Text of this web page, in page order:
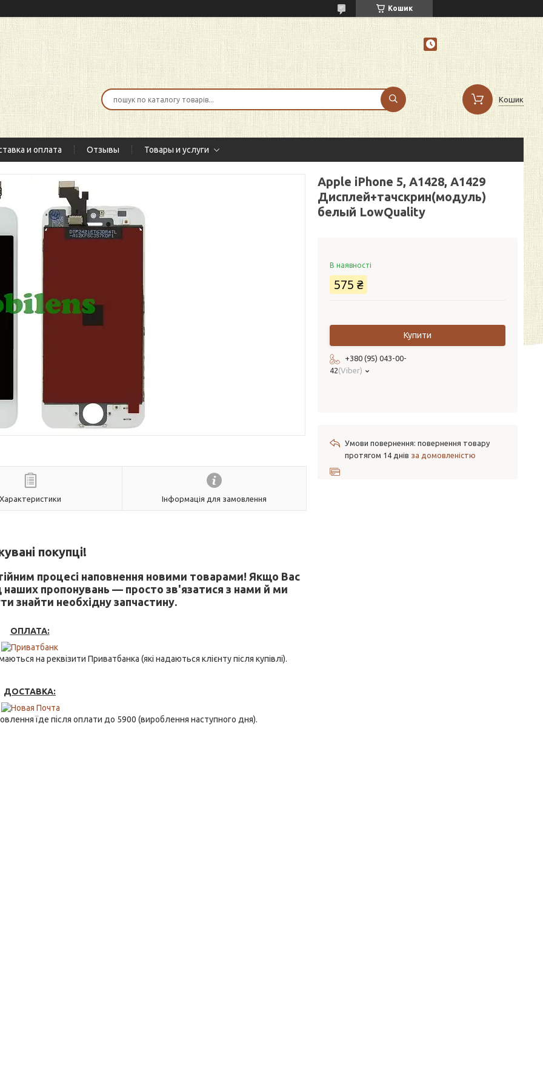
Кошик
Кошик
и оплата Отзывы Товары и услуги
Характеристики Інформація для замовлення
покупці!
процесі наповнення новими товарами! Якщо Вас
пропонувань — просто зв'язатися з нами й ми
знайти необхідну запчастину.
ОПЛАТА:
на реквізити Приватбанка (які надаються клієнту після купівлі).
ДОСТАВКА:
їде після оплати до 5900 (вироблення наступного дня).
Apple iPhone 5, A1428, A1429
Дисплей+тачскрин(модуль)
белый LowQuality
В наявності
575 ₴
Купити
+380 (95) 043-00-
42 Viber
повернення товару
протягом 14 днів за домовленістю